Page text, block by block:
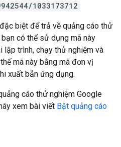
1033173712
biệt để trả về quảng cáo thử
có thể sử dụng mã này
lập trình, chạy thử nghiệm và
mã này bằng mã đơn vị
xuất bản ứng dụng.
cáo thử nghiệm Google
xem bài viết Bật quảng cáo